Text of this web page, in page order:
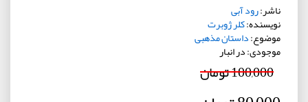
ناشر:رود آبی
نویسنده:کلر ژوبرت
موضوع:داستان مذهبی
موجودی: در انبار
100,000 تومان